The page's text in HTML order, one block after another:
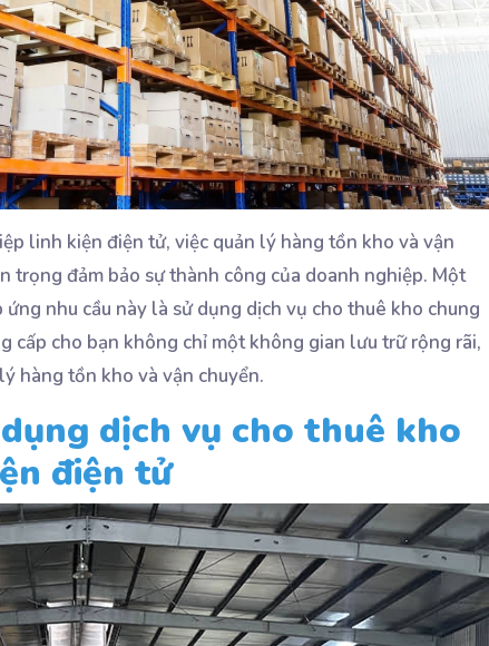
linh kiện điện tử, việc quản lý hàng tồn kho và vận
trọng đảm bảo sự thành công của doanh nghiệp. Một
nhu cầu này là sử dụng dịch vụ cho thuê kho chung
cấp cho bạn không chỉ một không gian lưu trữ rộng rãi,
hàng tồn kho và vận chuyển.
dịch vụ cho thuê kho
điện tử